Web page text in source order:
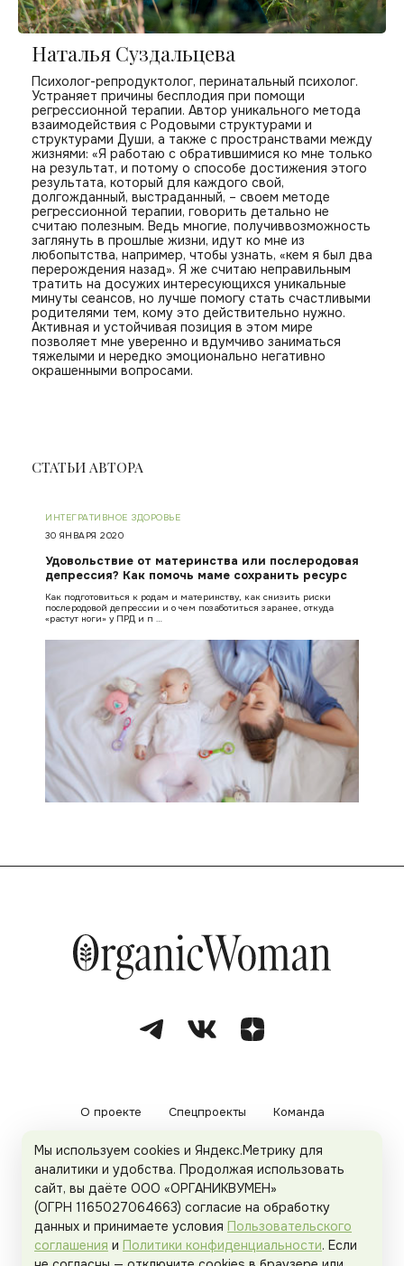
Наталья Суздальцева
Психолог-репродуктолог, перинатальный психолог.
Устраняет причины бесплодия при помощи
регрессионной терапии. Автор уникального метода
взаимодействия с Родовыми структурами и
структурами Души, а также с пространствами между
жизнями: «Я работаю с обратившимися ко мне только
на результат, и потому о способе достижения этого
результата, который для каждого свой,
долгожданный, выстраданный, – своем методе
регрессионной терапии, говорить детально не
считаю полезным. Ведь многие, получиввозможность
заглянуть в прошлые жизни, идут ко мне из
любопытства, например, чтобы узнать, «кем я был два
перерождения назад». Я же считаю неправильным
тратить на досужих интересующихся уникальные
минуты сеансов, но лучше помогу стать счастливыми
родителями тем, кому это действительно нужно.
Активная и устойчивая позиция в этом мире
позволяет мне уверенно и вдумчиво заниматься
тяжелыми и нередко эмоционально негативно
окрашенными вопросами.
СТАТЬИ АВТОРА
ИНТЕГРАТИВНОЕ ЗДОРОВЬЕ
30 ЯНВАРЯ 2020
Удовольствие от материнства или послеродовая
депрессия? Как помочь маме сохранить ресурс
Как подготовиться к родам и материнству, как снизить риски
послеродовой депрессии и о чем позаботиться заранее, откуда
«растут ноги» у ПРД и п …
О проекте Спецпроекты Команда
Рекламодателям Политика конфиденциальности
Пользовательское соглашение
Мы используем cookies и Яндекс.Метрику для
аналитики и удобства. Продолжая использовать
сайт, вы даёте ООО «ОРГАНИКВУМЕН»
(ОГРН 1165027064663) согласие на обработку
данных и принимаете условия Пользовательского
соглашения и Политики конфиденциальности. Если